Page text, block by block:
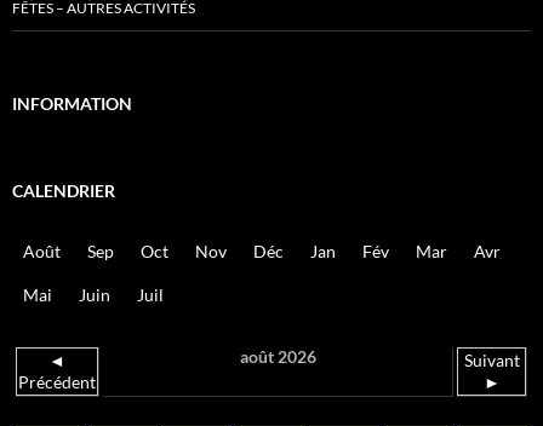
FÊTES – AUTRES ACTIVITÉS
INFORMATION
CALENDRIER
Août Sep Oct Nov Déc Jan Fév Mar Avr
Mai Juin Juil
◄
Précédent
août 2026
Suivant
►